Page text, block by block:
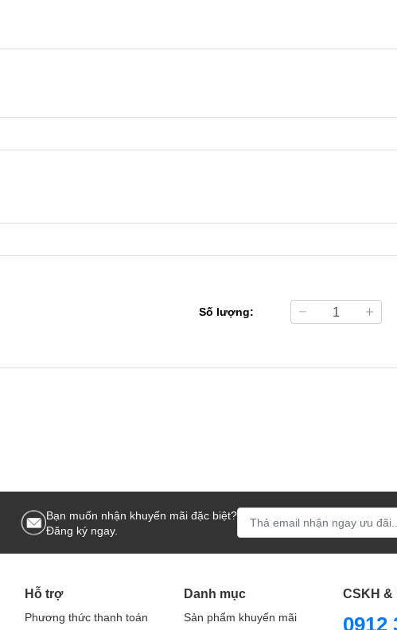
Số lượng:
Bạn muốn nhận khuyến mãi đặc biệt?
Đăng ký ngay.
Hỗ trợ
Phương thức thanh toán
Danh mục
Sản phẩm khuyến mãi
CSKH &
0912